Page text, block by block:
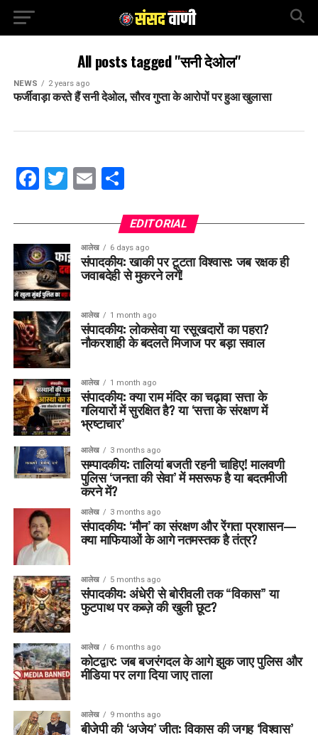
All posts tagged "सनी देओल"
NEWS 2 years ago
फर्जीवाड़ा करते हैं सनी देओल, सौरव गुप्ता के आरोपों पर हुआ खुलासा
Facebook
Twitter
EmailShare
EDITORIAL
आलेख 6 days ago
संपादकीय: खाकी पर टूटता विश्वास: जब रक्षक ही
जवाबदेही से मुकरने लगें!
आलेख 1 month ago
संपादकीय: लोकसेवा या रसूखदारों का पहरा?
नौकरशाही के बदलते मिजाज पर बड़ा सवाल
आलेख 1 month ago
संपादकीय: क्या राम मंदिर का चढ़ावा सत्ता के
गलियारों में सुरक्षित है? या ‘सत्ता के संरक्षण में
भ्रष्टाचार’
आलेख 3 months ago
सम्पादकीय: तालियां बजती रहनी चाहिए! मालवणी
पुलिस ‘जनता की सेवा’ में मसरूफ है या बदतमीजी
करने में?
आलेख 3 months ago
संपादकीय: ‘मौन’ का संरक्षण और रेंगता प्रशासन—
क्या माफियाओं के आगे नतमस्तक है तंत्र?
आलेख 5 months ago
संपादकीय: अंधेरी से बोरीवली तक “विकास” या
फुटपाथ पर कब्ज़े की खुली छूट?
आलेख 6 months ago
कोटद्वार: जब बजरंगदल के आगे झुक जाए पुलिस और
मीडिया पर लगा दिया जाए ताला
आलेख 9 months ago
बीजेपी की ‘अजेय’ जीत: विकास की जगह ‘विश्वास’